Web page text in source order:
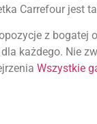
Carrefour jest
z bogatej
każdego. Nie
Wszystkie